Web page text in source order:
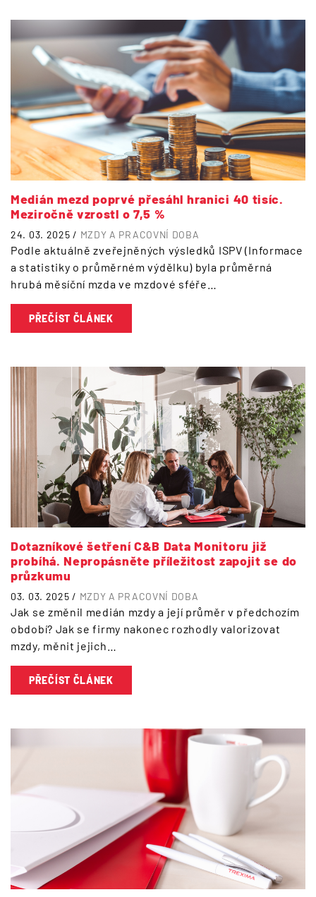
Medián mezd poprvé přesáhl hranici 40 tisíc.
Meziročně vzrostl o 7,5 %
24. 03. 2025 / MZDY A PRACOVNÍ DOBA
Podle aktuálně zveřejněných výsledků ISPV (Informace
a statistiky o průměrném výdělku) byla průměrná
hrubá měsíční mzda ve mzdové sféře…
PŘEČÍST ČLÁNEK
Dotazníkové šetření C&B Data Monitoru již
probíhá. Nepropásněte příležitost zapojit se do
průzkumu
03. 03. 2025 / MZDY A PRACOVNÍ DOBA
Jak se změnil medián mzdy a její průměr v předchozím
období? Jak se firmy nakonec rozhodly valorizovat
mzdy, měnit jejich…
PŘEČÍST ČLÁNEK